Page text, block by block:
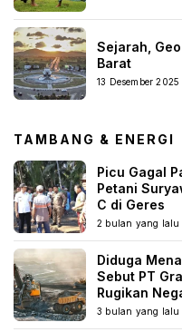
Sejarah,
Barat
13 Desember 2025
TAMBANG & ENERGI
Picu Gagal
Petani
C di Geres
2 bulan yang lalu
Diduga
Sebut PT
Rugikan
3 bulan yang lalu